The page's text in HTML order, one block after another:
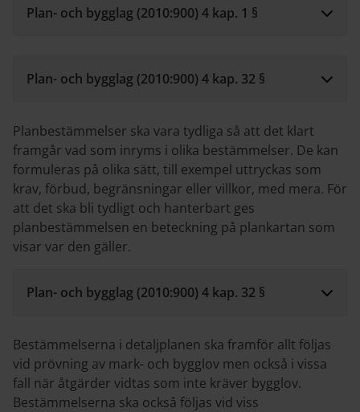
Plan- och bygglag (2010:900) 4 kap. 1 §
Plan- och bygglag (2010:900) 4 kap. 32 §
Planbestämmelser ska vara tydliga så att det klart
framgår vad som inryms i olika bestämmelser. De kan
formuleras på olika sätt, till exempel uttryckas som
krav, förbud, begränsningar eller villkor, med mera. För
att det ska bli tydligt och hanterbart ges
planbestämmelsen en beteckning på plankartan som
visar var den gäller.
Plan- och bygglag (2010:900) 4 kap. 32 §
Bestämmelserna i detaljplanen ska framför allt följas
vid prövning av mark- och bygglov men också i vissa
fall när åtgärder vidtas som inte kräver bygglov.
Bestämmelserna ska också följas vid viss